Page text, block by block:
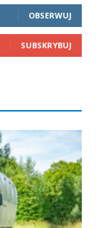
OBSERWUJ
SUBSKRYBUJ